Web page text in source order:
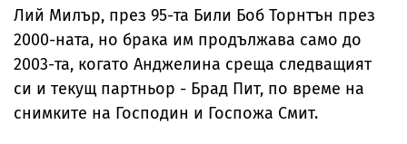
Лий Милър, през 95-та Били Боб Торнтън през
2000-ната, но брака им продължава само до
2003-та, когато Анджелина среща следващият
си и текущ партньор - Брад Пит, по време на
снимките на Господин и Госпожа Смит.